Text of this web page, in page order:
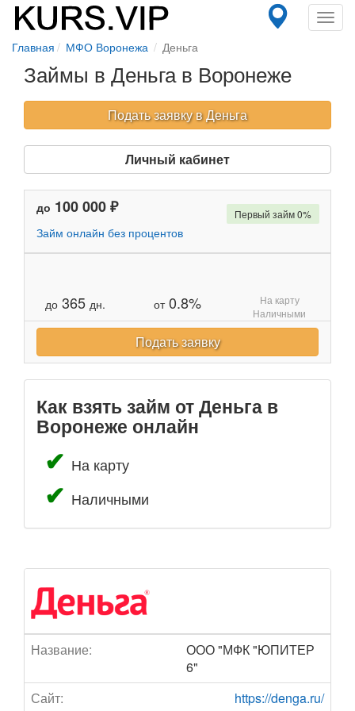
Главная МФО Воронежа Деньга
Займы в Деньга в Воронеже
Подать заявку в Деньга
Личный кабинет
до 100 000 ₽
Займ онлайн без процентов
до 365 дн. от0.8%
Первый займ 0%
На карту
Наличными
Подать заявку
Как взять займ от Деньга в
Воронеже онлайн
На карту
Наличными
Название:
ООО "МФК "ЮПИТЕР
6"
Сайт:
https://denga.ru/